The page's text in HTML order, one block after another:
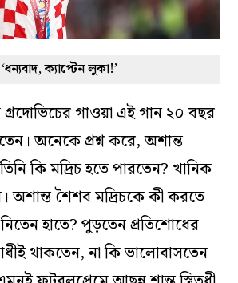
‘ধন্যবাদ, ক্যাপ্টেন লুকা!’
গ্রদোভিচের গাওয়া এই গান ২০ বছর
অনেকে প্রশ্ন করে, অশান্ত
কি মদ্রিচ হতে পারতেন? খানিক
অশান্ত শৈশব মদ্রিচকে কী করতে
হাতে? পুড়তেন প্রতিশোধের
থাকতেন, না কি ভালোবাসতেন